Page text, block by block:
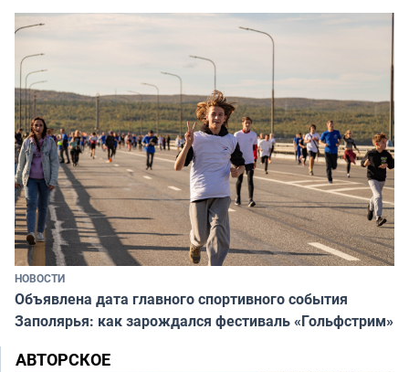
НОВОСТИ
Объявлена дата главного спортивного события
Заполярья: как зарождался фестиваль «Гольфстрим»
АВТОРСКОЕ